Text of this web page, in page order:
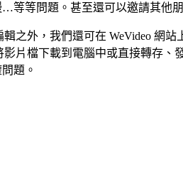
等問題。甚至還可以邀請其他
之外，我們還可在 WeVideo 網
片檔下載到電腦中或直接轉存
題。